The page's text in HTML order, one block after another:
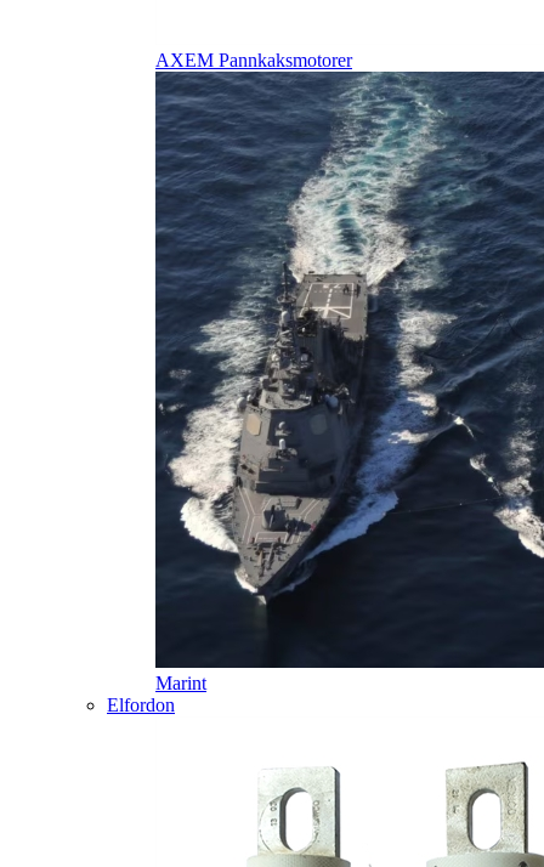
AXEM Pannkaksmotorer
Marint
Elfordon